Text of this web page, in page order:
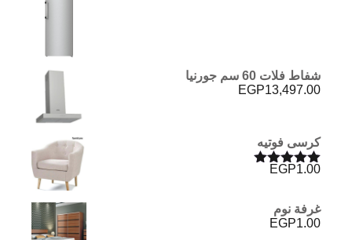
شفاط فلات 60 سم جورنيا
EGP13,497.00
كرسى فوتيه
تم التقييم
EGP1.00
غرفة نوم
EGP1.00